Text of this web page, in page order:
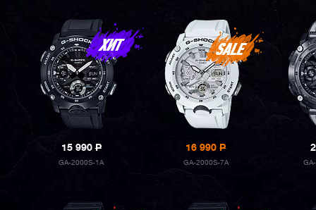
15 990P
GA-2000S-1A
16 990P
GA-2000S-7A